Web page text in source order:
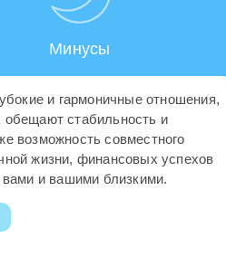
Минусы
и гармоничные отношения,
стабильность и
возможность совместного
жизни, финансовых успехов
вами и вашими близкими.